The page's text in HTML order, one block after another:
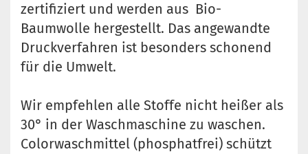
zertifiziert und werden aus Bio-
Baumwolle hergestellt. Das angewandte
Druckverfahren ist besonders schonend
für die Umwelt.
Wir empfehlen alle Stoffe nicht heißer als
30° in der Waschmaschine zu waschen.
Colorwaschmittel (phosphatfrei) schützt